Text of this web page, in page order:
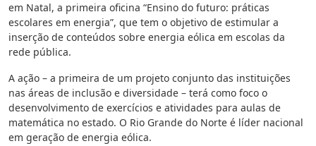
em Natal, a primeira oficina “Ensino do futuro: práticas
escolares em energia”, que tem o objetivo de estimular a
inserção de conteúdos sobre energia eólica em escolas da
rede pública.
A ação – a primeira de um projeto conjunto das instituições
nas áreas de inclusão e diversidade – terá como foco o
desenvolvimento de exercícios e atividades para aulas de
matemática no estado. O Rio Grande do Norte é líder nacional
em geração de energia eólica.